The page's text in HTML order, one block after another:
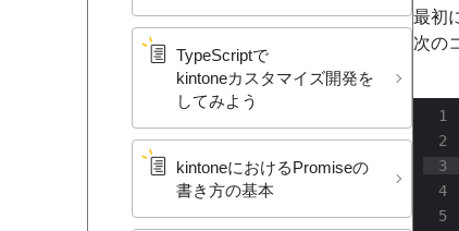
TypeScriptで​
kintoneカスタマイズ開発を​
してみよう
kintoneに​おける​Promiseの​
書き方の​基本
最初
次の
4
5